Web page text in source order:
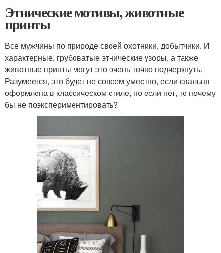
Этнические мотивы, животные
принты
Все мужчины по природе своей охотники, добытчики. И
характерные, грубоватые этнические узоры, а также
животные принты могут это очень точно подчеркнуть.
Разумеется, это будет не совсем уместно, если спальня
оформлена в классическом стиле, но если нет, то почему
бы не поэкспериментировать?